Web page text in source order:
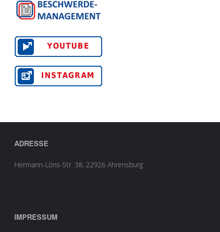
ADRESSE
Hermann-Löns-Str. 38, 22926 Ahrensburg
IMPRESSUM